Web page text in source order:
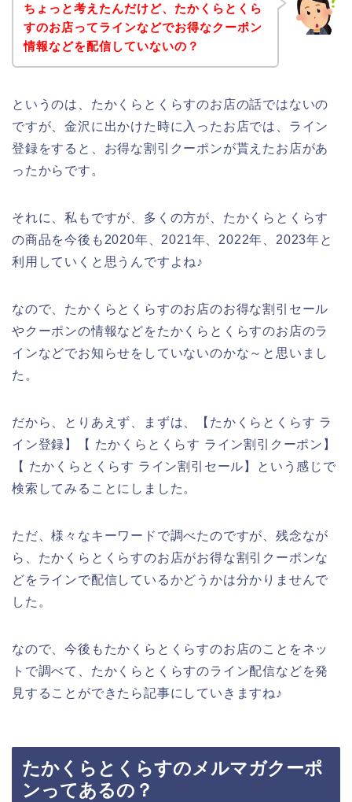
ちょっと考えたんだけど、たかくらとくら
すのお店ってラインなどでお得なクーポン
情報などを配信していないの？
というのは、たかくらとくらすのお店の話ではないの
ですが、金沢に出かけた時に入ったお店では、ライン
登録をすると、お得な割引クーポンが貰えたお店があ
ったからです。
それに、私もですが、多くの方が、たかくらとくらす
の商品を今後も2020年、2021年、2022年、2023年と
利用していくと思うんですよね♪
なので、たかくらとくらすのお店のお得な割引セール
やクーポンの情報などをたかくらとくらすのお店のラ
インなどでお知らせをしていないのかな～と思いまし
た。
だから、とりあえず、まずは、【たかくらとくらす ラ
イン登録】【 たかくらとくらす ライン割引クーポン】
【 たかくらとくらす ライン割引セール】という感じで
検索してみることにしました。
ただ、様々なキーワードで調べたのですが、残念なが
ら、たかくらとくらすのお店がお得な割引クーポンな
どをラインで配信しているかどうかは分かりませんで
した。
なので、今後もたかくらとくらすのお店のことをネッ
トで調べて、たかくらとくらすのライン配信などを発
見することができたら記事にしていきますね♪
たかくらとくらすのメルマガクーポ
ンってあるの？